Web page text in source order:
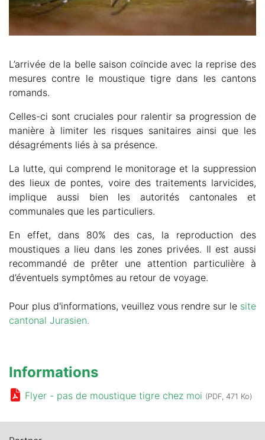
L’arrivée de la belle saison coïncide avec la reprise des
mesures contre le moustique tigre dans les cantons
romands.
Celles-ci sont cruciales pour ralentir sa progression de
manière à limiter les risques sanitaires ainsi que les
désagréments liés à sa présence.
La lutte, qui comprend le monitorage et la suppression
des lieux de pontes, voire des traitements larvicides,
implique aussi bien les autorités cantonales et
communales que les particuliers.
En effet, dans 80% des cas, la reproduction des
moustiques a lieu dans les zones privées. Il est aussi
recommandé de prêter une attention particulière à
d’éventuels symptômes au retour de voyage.
Pour plus d'informations, veuillez vous rendre sur le site
cantonal Jurasien.
Informations
Flyer - pas de moustique tigre chez moi (PDF, 471 Ko)